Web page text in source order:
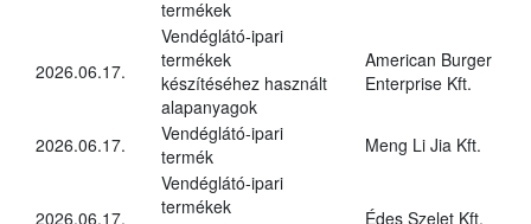
termékek
2026.06.17.
Vendéglátó-ipari
termékek
készítéséhez használt
alapanyagok
American Burger
Enterprise Kft.
2026.06.17.
Vendéglátó-ipari
termék
Meng Li Jia Kft.
2026.06.17.
Vendéglátó-ipari
termékek
Édes Szelet Kft.